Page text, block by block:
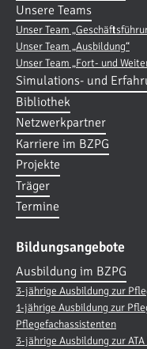
Unsere Teams
Unser Team
Unser Team „Ausbildung“
Unser Team „Fort- und
Simulations- und
Bibliothek
Netzwerkpartner
Karriere im BZPG
Projekte
Träger
Termine
Bildungsangebote
Ausbildung im BZPG
3-jährige Ausbildung zur
1-jährige Ausbildung zur
Pflegefachassistenten
3-jährige Ausbildung zur ATA